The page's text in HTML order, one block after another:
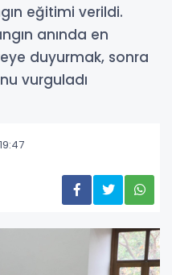
eğitimi verildi.
anında en
duyurmak, sonra
vurguladı